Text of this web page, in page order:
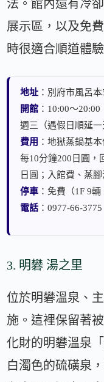
法。館內還有冷
展示區，以及免
時很適合順道體驗
地址 ：別府市風呂
開館 ：10:00～
週三（遇假日順延一
費用 ：地獄蒸鍋基
每10分鐘200日圓，
日圓；入館費、蒸
停車 ：免費（1F 9輛
電話 ：0977-66-3775
3. 明礬 湯之里
位於明礬溫泉、
施。這裡保留著
化財的明礬溫泉
白濁色的硫磺泉